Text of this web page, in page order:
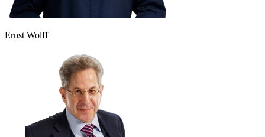
Ernst Wolff